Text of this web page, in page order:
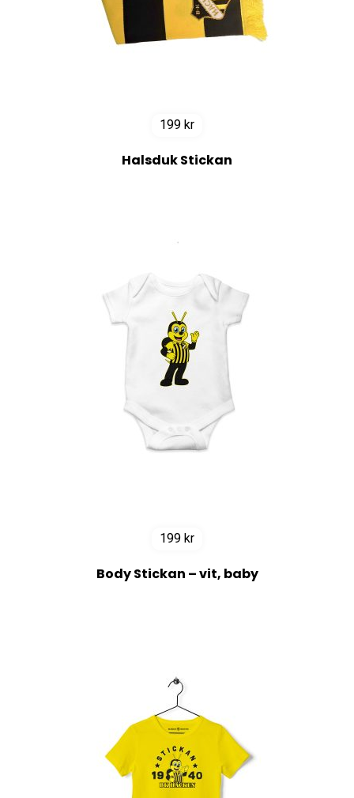
199 kr
Halsduk Stickan
199 kr
Body Stickan – vit, baby